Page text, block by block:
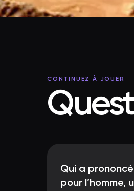
CONTINUEZ À JOUER
Qui a
pour l’homme,